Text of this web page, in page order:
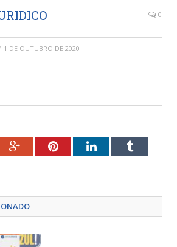
0
1 DE OUTUBRO DE 2020
Google+PinterestLinkedInTumblr